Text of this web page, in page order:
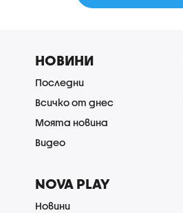
НОВИНИ
Последни
Всичко от днес
Моята новина
Видео
NOVA PLAY
Новини